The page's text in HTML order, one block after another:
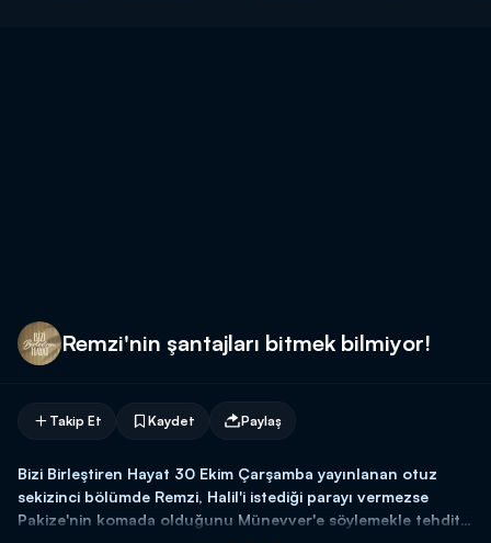
Remzi'nin şantajları bitmek bilmiyor!
Takip Et Kaydet Paylaş
Bizi Birleştiren Hayat 30 Ekim Çarşamba yayınlanan otuz
sekizinci bölümde Remzi, Halil'i istediği parayı vermezse
Pakize'nin komada olduğunu Münevver'e söylemekle tehdit